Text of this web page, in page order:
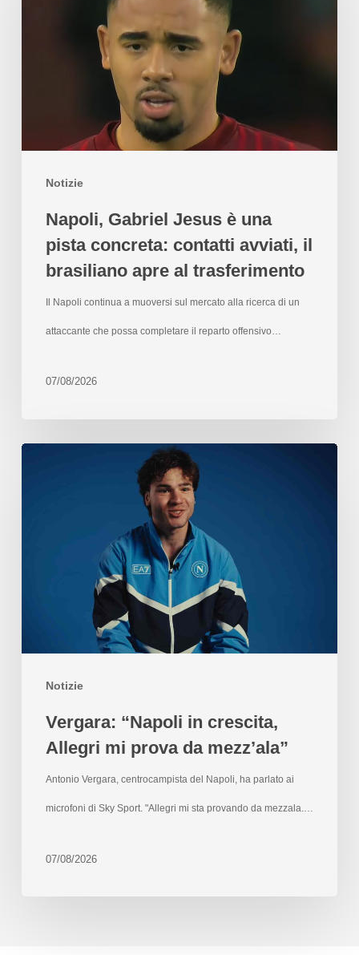
Notizie
Napoli, Gabriel Jesus è una
pista concreta: contatti avviati, il
brasiliano apre al trasferimento
Il Napoli continua a muoversi sul mercato alla ricerca di un
attaccante che possa completare il reparto offensivo…
07/08/2026
Notizie
Vergara: “Napoli in crescita,
Allegri mi prova da mezz’ala”
Antonio Vergara, centrocampista del Napoli, ha parlato ai
microfoni di Sky Sport. "Allegri mi sta provando da mezzala.…
07/08/2026